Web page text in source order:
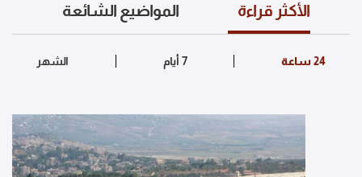
الأكثر قراءة المواضيع الشائعة